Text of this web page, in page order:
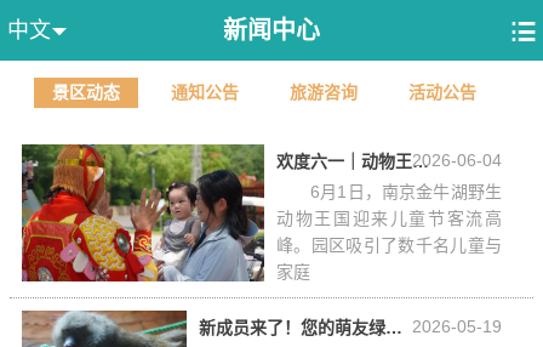
中文 新闻中心 
景区动态 通知公告 旅游咨询 活动公告
欢度六一｜动物王国变身童话镇，数千名儿童共度奇妙自然之旅
6月1日，南京金牛湖野生
动物王国迎来儿童节客流高
峰。园区吸引了数千名儿童与
家庭
2026-06-04
新成员来了！您的萌友绿狒狒上线~
2026-05-19